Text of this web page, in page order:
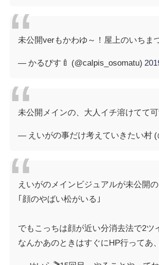
未公開verもかわゆ～！屋上のいちま
— かるぴす🍼 (@calpis_osomatu)
未公開メインの、大人イチ溶けてて
— えいがの事だけ考えていきたい村
えいがのメインビジュアルが未公開
｢顔のやばい松がいる｣
でもこっちは顔が近い分消去法で2
なんかあのときはすぐにHP行って